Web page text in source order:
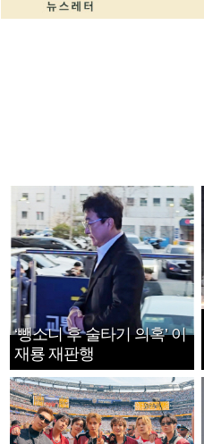
‘뺑소니 후 술타기 의혹’ 이
재룡 재판행